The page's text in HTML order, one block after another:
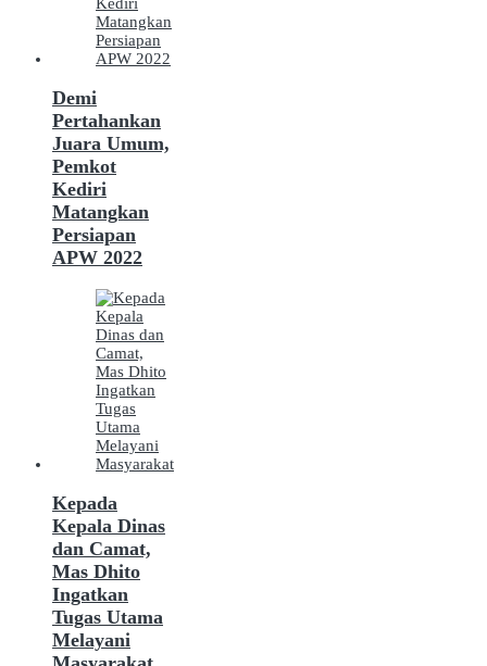
Demi
Pertahankan
Juara Umum,
Pemkot
Kediri
Matangkan
Persiapan
APW 2022
Kepada
Kepala Dinas
dan Camat,
Mas Dhito
Ingatkan
Tugas Utama
Melayani